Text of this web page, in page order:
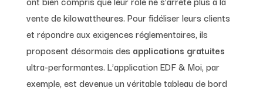
vente de kilowattheures. Pour fidéliser leurs clients
et répondre aux exigences réglementaires, ils
proposent désormais des applications gratuites
ultra-performantes. L’application EDF & Moi, par
exemple, est devenue un véritable tableau de bord